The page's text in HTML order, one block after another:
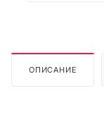
ОПИСАНИЕ